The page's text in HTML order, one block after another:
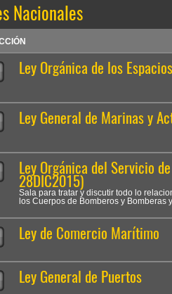
Nacionales
Ley Orgánica de los
Ley General de Marinas y
Ley Orgánica del Servicio
28DIC2015)
Sala para tratar y discutir todo lo
los Cuerpos de Bomberos y Bomberas
Ley de Comercio Marítimo
Ley General de Puertos